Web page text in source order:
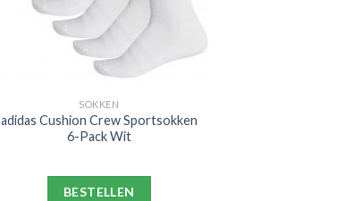
SOKKEN
adidas Cushion Crew Sportsokken
6-Pack Wit
BESTELLEN